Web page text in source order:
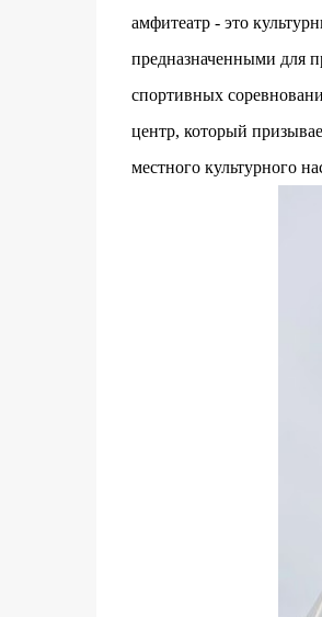
амфитеатр - это
предназначенными для
спортивных
центр, который
местного культурного